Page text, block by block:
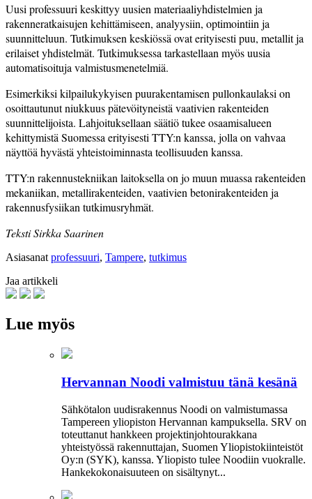
Uusi professuuri keskittyy uusien materiaaliyhdistelmien ja
rakenneratkaisujen kehittämiseen, analyysiin, optimointiin ja
suunnitteluun. Tutkimuksen keskiössä ovat erityisesti puu, metallit ja
erilaiset yhdistelmät. Tutkimuksessa tarkastellaan myös uusia
automatisoituja valmistusmenetelmiä.
Esimerkiksi kilpailukykyisen puurakentamisen pullonkaulaksi on
osoittautunut niukkuus pätevöityneistä vaativien rakenteiden
suunnittelijoista. Lahjoituksellaan säätiö tukee osaamisalueen
kehittymistä Suomessa erityisesti TTY:n kanssa, jolla on vahvaa
näyttöä hyvästä yhteistoiminnasta teollisuuden kanssa.
TTY:n rakennustekniikan laitoksella on jo muun muassa rakenteiden
mekaniikan, metallirakenteiden, vaativien betonirakenteiden ja
rakennusfysiikan tutkimusryhmät.
Teksti Sirkka Saarinen
Asiasanat professuuri, Tampere, tutkimus
Jaa artikkeli
Lue myös
Hervannan Noodi valmistuu tänä kesänä
Sähkötalon uudisrakennus Noodi on valmistumassa
Tampereen yliopiston Hervannan kampuksella. SRV on
toteuttanut hankkeen projektinjohtourakkana
yhteistyössä rakennuttajan, Suomen Yliopistokiinteistöt
Oy:n (SYK), kanssa. Yliopisto tulee Noodiin vuokralle.
Hankekokonaisuuteen on sisältynyt...